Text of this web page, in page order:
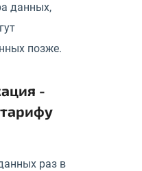
данных,
позже.
-
раз в